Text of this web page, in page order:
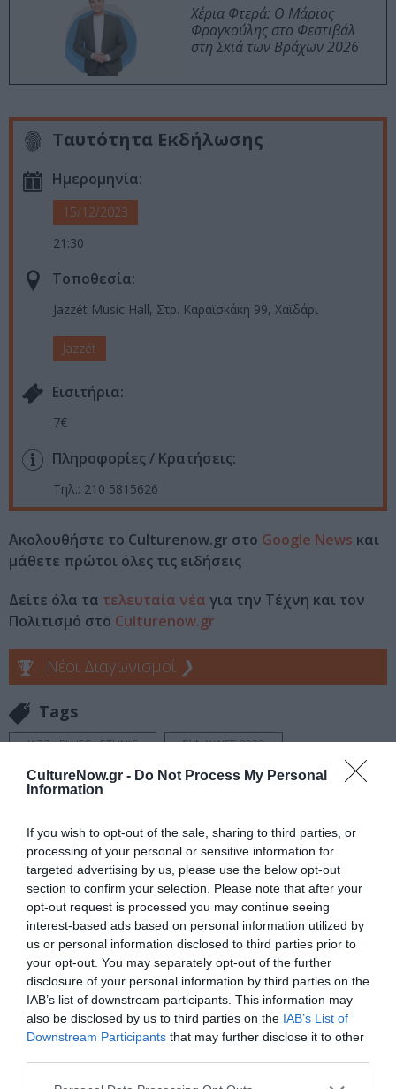
CultureNow.gr - Do Not Process My Personal
Information
If you wish to opt-out of the sale, sharing to third parties, or
processing of your personal or sensitive information for
targeted advertising by us, please use the below opt-out
section to confirm your selection. Please note that after your
opt-out request is processed you may continue seeing
interest-based ads based on personal information utilized by
us or personal information disclosed to third parties prior to
your opt-out. You may separately opt-out of the further
disclosure of your personal information by third parties on the
IAB’s list of downstream participants. This information may
also be disclosed by us to third parties on the IAB’s List of
Downstream Participants that may further disclose it to other
Χέρια Φτερά: Ο Μάριος
Φραγκούλης στο Φεστιβάλ
στη Σκιά των Βράχων 2026
Ταυτότητα Εκδήλωσης
Ημερομηνία:
15/12/2023
21:30
Τοποθεσία:
Jazzét Music Hall, Στρ. Καραϊσκάκη 99, Χαϊδάρι
Jazzét
Eισιτήρια:
7€
Πληροφορίες / Κρατήσεις:
Τηλ.: 210 5815626
Ακολουθήστε το Culturenow.gr στο Google News και
μάθετε πρώτοι όλες τις ειδήσεις
Δείτε όλα τα τελευταία νέα για την Τέχνη και τον
Πολιτισμό στο Culturenow.gr
Νέοι Διαγωνισμοί ❯
Tags
JAZZ - BLUES - ETHNIC ΣΥΝΑΥΛΙΕΣ 2023
Newsletter
την Τέχνη και τον Πολιτισμό!
Ακολουθήστε το Culturenow.gr
Σχετικά Άρθρα